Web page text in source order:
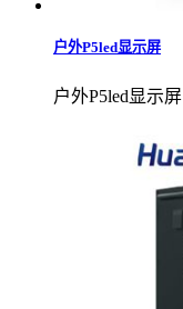
户外P5led显示屏
户外P5led显示屏